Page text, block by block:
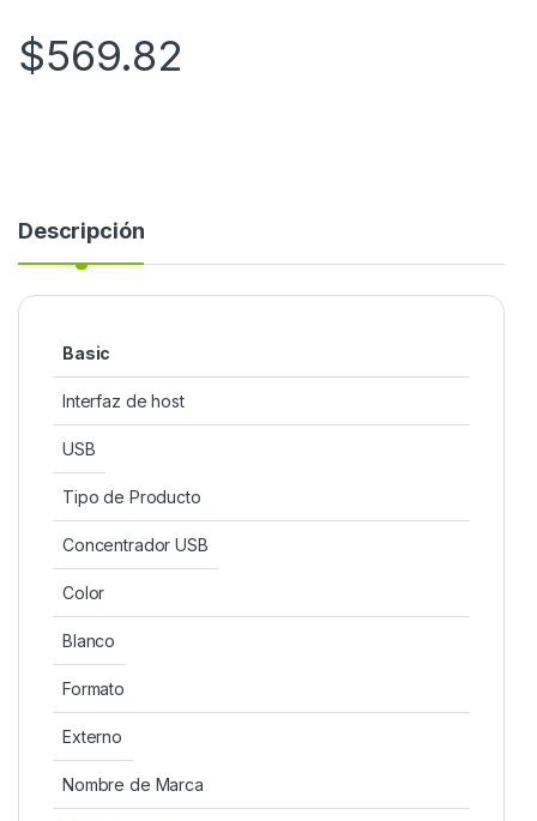
$569.82
Descripción
Basic
Interfaz de host
USB
Tipo de Producto
Concentrador USB
Color
Blanco
Formato
Externo
Nombre de Marca